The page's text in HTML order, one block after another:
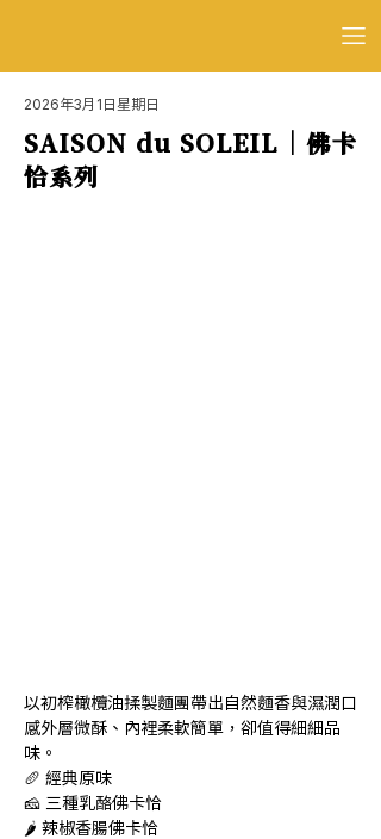
2026年3月1日星期日
SAISON du SOLEIL｜佛卡
恰系列
以初榨橄欖油揉製麵團帶出自然麵香與濕潤口
感外層微酥、內裡柔軟簡單，卻值得細細品
味。
🥖 經典原味
🧀 三種乳酪佛卡恰
🌶 辣椒香腸佛卡恰